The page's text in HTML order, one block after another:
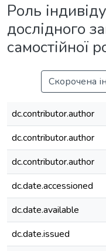
Роль
дослідного
самостійної
Скорочена
dc.contributor.author
dc.contributor.author
dc.contributor.author
dc.date.accessioned
dc.date.available
dc.date.issued